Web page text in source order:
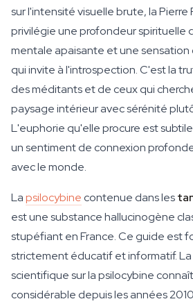
sur l'intensité visuelle brute, la Pierre
privilégie une profondeur spirituelle
mentale apaisante et une
qui invite à l'introspection. C'est la
des méditants et de ceux qui
paysage intérieur avec sérénité
L'euphorie qu'elle procure est
un sentiment de connexion
avec le monde.
Lapsilocybine contenue dans les
est une substance hallucinogène
stupéfiant en France. Ce guide est
strictement éducatif et informatif.
scientifique sur la psilocybine
considérable depuis les années